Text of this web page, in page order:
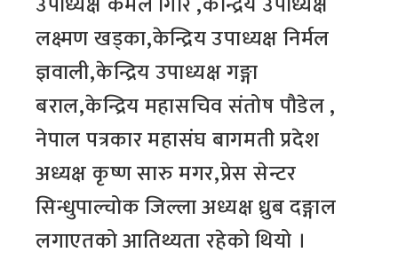
लक्ष्मण खड्का,केन्द्रिय उपाध्यक्ष निर्मल
ज्ञवाली,केन्द्रिय उपाध्यक्ष गङ्गा
बराल,केन्द्रिय महासचिव संतोष पौडेल ,
नेपाल पत्रकार महासंघ बागमती प्रदेश
अध्यक्ष कृष्ण सारु मगर,प्रेस सेन्टर
सिन्धुपाल्चोक जिल्ला अध्यक्ष ध्रुब दङ्गाल
लगाएतको आतिथ्यता रहेको थियो ।